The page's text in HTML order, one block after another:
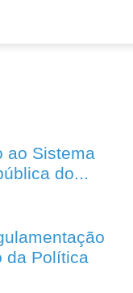
ao Sistema
do...
da Política